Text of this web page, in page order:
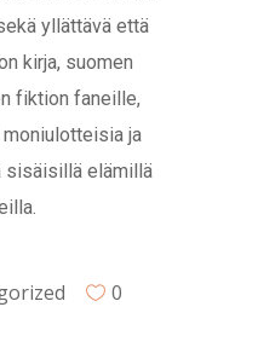
yllättävä että
kirja, suomen
fiktion faneille,
ja
sisäisillä elämillä
0